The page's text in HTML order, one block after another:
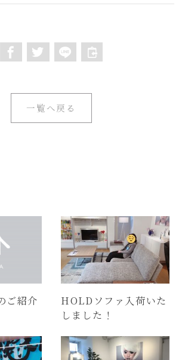
一覧へ戻る
ご紹介
HOLDソファ入荷いた
しました！